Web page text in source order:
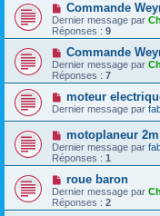
Commande
Dernier message par
Réponses : 9
Commande
Dernier message par
Réponses : 7
moteur
Dernier message par
motoplaneur 2m
Dernier message par
Réponses : 1
roue baron
Dernier message par
Réponses : 2